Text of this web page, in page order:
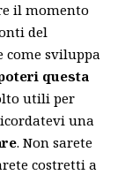
il momento
del
come sviluppa
questa
utili per
una
. Non sarete
costretti a